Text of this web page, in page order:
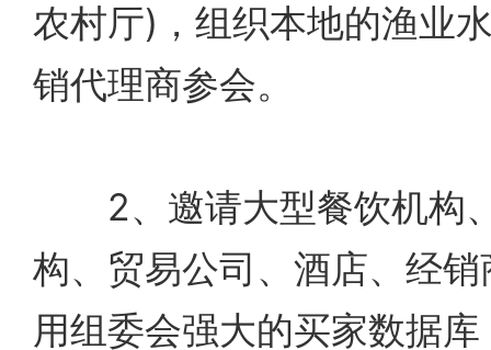
农村厅)，组织本地的渔业
销代理商参会。
2、邀请大型餐饮机构
构、贸易公司、酒店、经
用组委会强大的买家数据